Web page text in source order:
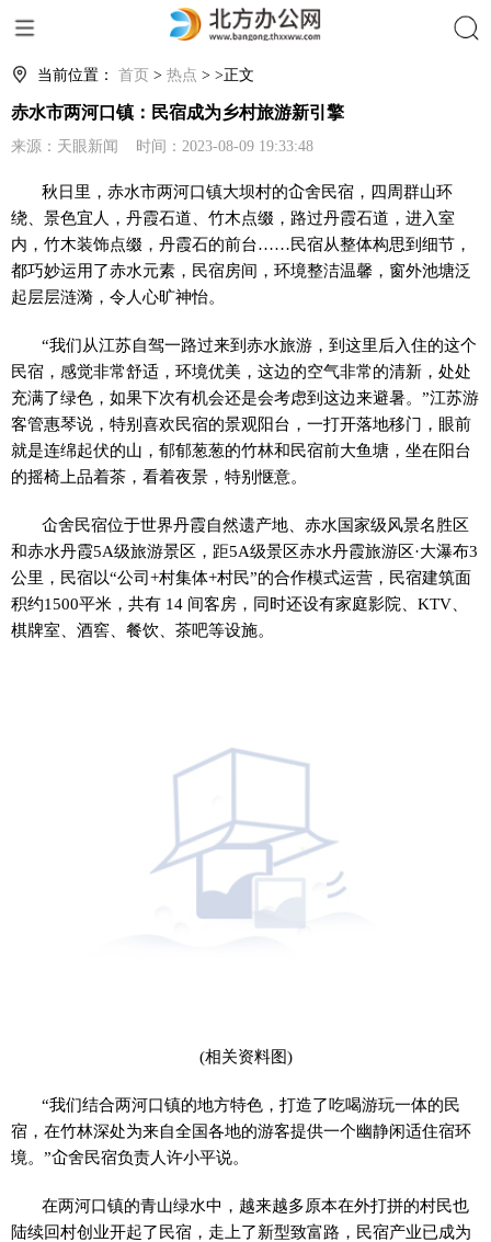
当前位置： 首页 > 热点 > >正文
赤水市两河口镇：民宿成为乡村旅游新引擎
来源：天眼新闻 时间：2023-08-09 19:33:48
秋日里，赤水市两河口镇大坝村的屳舍民宿，四周群山环
绕、景色宜人，丹霞石道、竹木点缀，路过丹霞石道，进入室
内，竹木装饰点缀，丹霞石的前台……民宿从整体构思到细节，
都巧妙运用了赤水元素，民宿房间，环境整洁温馨，窗外池塘泛
起层层涟漪，令人心旷神怡。
“我们从江苏自驾一路过来到赤水旅游，到这里后入住的这个
民宿，感觉非常舒适，环境优美，这边的空气非常的清新，处处
充满了绿色，如果下次有机会还是会考虑到这边来避暑。”江苏游
客管惠琴说，特别喜欢民宿的景观阳台，一打开落地移门，眼前
就是连绵起伏的山，郁郁葱葱的竹林和民宿前大鱼塘，坐在阳台
的摇椅上品着茶，看着夜景，特别惬意。
仚舍民宿位于世界丹霞自然遗产地、赤水国家级风景名胜区
和赤水丹霞5A级旅游景区，距5A级景区赤水丹霞旅游区·大瀑布3
公里，民宿以“公司+村集体+村民”的合作模式运营，民宿建筑面
积约1500平米，共有 14 间客房，同时还设有家庭影院、KTV、
棋牌室、酒窖、餐饮、茶吧等设施。
(相关资料图)
“我们结合两河口镇的地方特色，打造了吃喝游玩一体的民
宿，在竹林深处为来自全国各地的游客提供一个幽静闲适住宿环
境。”屳舍民宿负责人许小平说。
在两河口镇的青山绿水中，越来越多原本在外打拼的村民也
陆续回村创业开起了民宿，走上了新型致富路，民宿产业已成为